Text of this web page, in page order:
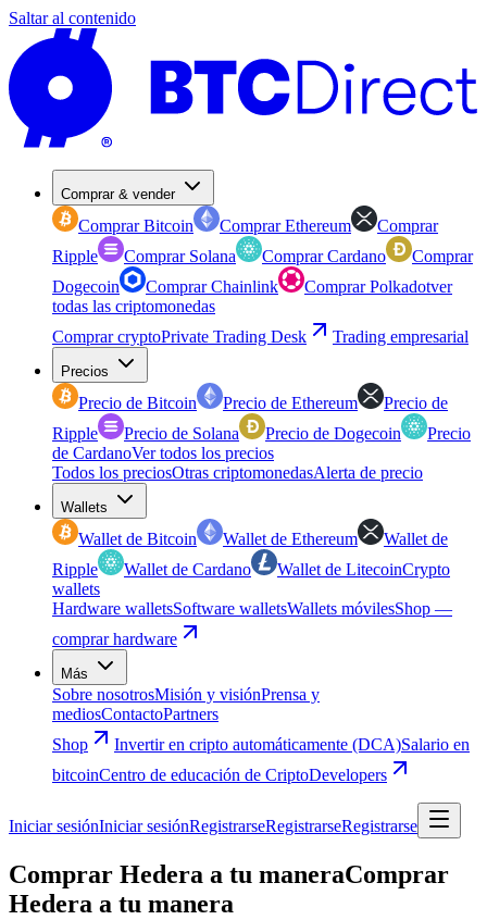
Saltar al contenido
Comprar & vender
Comprar Bitcoin Comprar Ethereum
Comprar
Ripple
Comprar Solana Comprar Cardano
Comprar
Dogecoin
Comprar Chainlink Comprar Polkadotver
todas las criptomonedas
Comprar cryptoPrivate Trading Desk Trading empresarial
Precios
Precio de Bitcoin Precio de Ethereum
Precio de
Ripple
Precio de Solana Precio de Dogecoin
Precio
de CardanoVer todos los precios
Todos los preciosOtras criptomonedasAlerta de precio
Wallets
Wallet de Bitcoin Wallet de Ethereum
Wallet de
Ripple
Wallet de Cardano Wallet de LitecoinCrypto
wallets
Hardware walletsSoftware walletsWallets móvilesShop —
comprar hardware
Más
Sobre nosotrosMisión y visiónPrensa y
mediosContactoPartners
Shop
Invertir en cripto automáticamente (DCA)Salario en
bitcoinCentro de educación de CriptoDevelopers
Iniciar sesiónIniciar sesiónRegistrarseRegistrarseRegistrarse
Comprar Hedera a tu maneraComprar
Hedera a tu manera